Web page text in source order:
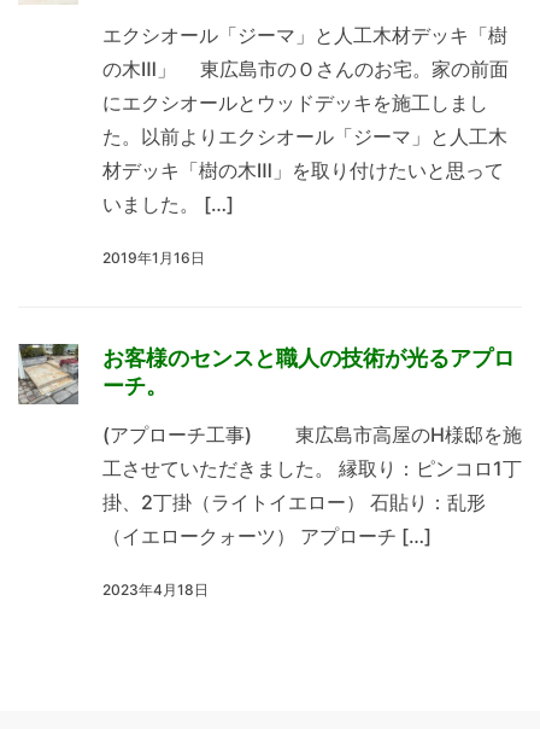
エクシオール「ジーマ」と人工木材デッキ「樹
の木Ⅲ」 東広島市のＯさんのお宅。家の前面
にエクシオールとウッドデッキを施工しまし
た。以前よりエクシオール「ジーマ」と人工木
材デッキ「樹の木Ⅲ」を取り付けたいと思って
いました。 […]
2019年1月16日
お客様のセンスと職人の技術が光るアプロ
ーチ。
(アプローチ工事) 東広島市高屋のH様邸を施
工させていただきました。 縁取り：ピンコロ1丁
掛、2丁掛（ライトイエロー） 石貼り：乱形
（イエロークォーツ） アプローチ […]
2023年4月18日